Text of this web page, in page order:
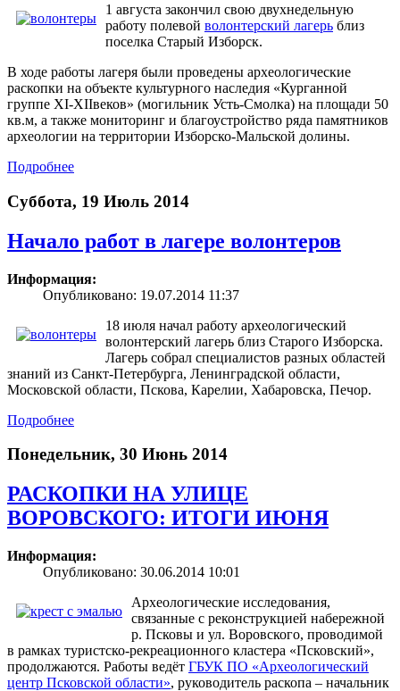
1 августа закончил свою двухнедельную
работу полевой волонтерский лагерь близ
поселка Старый Изборск.
В ходе работы лагеря были проведены археологические
раскопки на объекте культурного наследия «Курганной
группе XI-XIIвеков» (могильник Усть-Смолка) на площади 50
кв.м, а также мониторинг и благоустройство ряда памятников
археологии на территории Изборско-Мальской долины.
Подробнее
Суббота, 19 Июль 2014
Начало работ в лагере волонтеров
Информация:
Опубликовано: 19.07.2014 11:37
18 июля начал работу археологический
волонтерский лагерь близ Старого Изборска.
Лагерь собрал специалистов разных областей
знаний из Санкт-Петербурга, Ленинградской области,
Московской области, Пскова, Карелии, Хабаровска, Печор.
Подробнее
Понедельник, 30 Июнь 2014
РАСКОПКИ НА УЛИЦЕ
ВОРОВСКОГО: ИТОГИ ИЮНЯ
Информация:
Опубликовано: 30.06.2014 10:01
Археологические исследования,
связанные с реконструкцией набережной
р. Псковы и ул. Воровского, проводимой
в рамках туристско-рекреационного кластера «Псковский»,
продолжаются. Работы ведёт ГБУК ПО «Археологический
центр Псковской области», руководитель раскопа – начальник